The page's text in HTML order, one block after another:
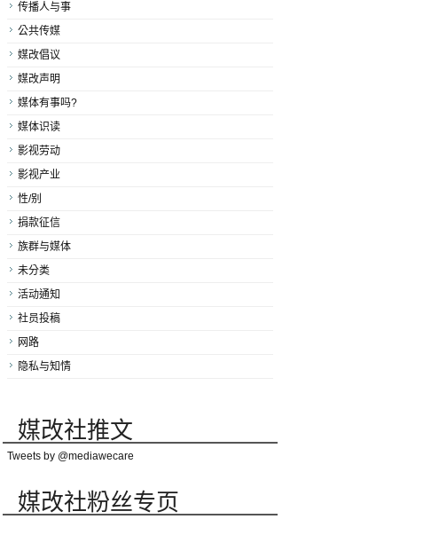
传播人与事
公共传媒
媒改倡议
媒改声明
媒体有事吗?
媒体识读
影视劳动
影视产业
性/别
捐款征信
族群与媒体
未分类
活动通知
社员投稿
网路
隐私与知情
媒改社推文
Tweets by @mediawecare
媒改社粉丝专页